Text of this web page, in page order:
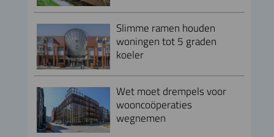
Slimme ramen houden
woningen tot 5 graden
koeler
Wet moet drempels voor
wooncoöperaties
wegnemen